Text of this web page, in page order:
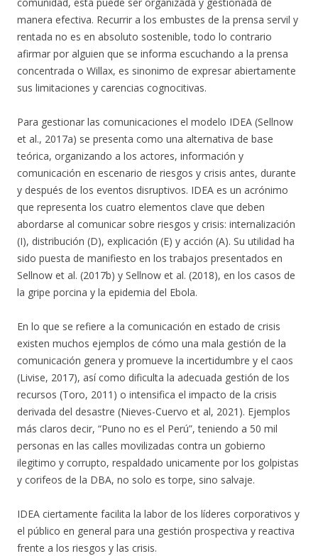
manera efectiva. Recurrir a los embustes de la prensa servil y
rentada no es en absoluto sostenible, todo lo contrario
afirmar por alguien que se informa escuchando a la prensa
concentrada o Willax, es sinonimo de expresar abiertamente
sus limitaciones y carencias cognocitivas.
Para gestionar las comunicaciones el modelo IDEA (Sellnow
et al., 2017a) se presenta como una alternativa de base
teórica, organizando a los actores, información y
comunicación en escenario de riesgos y crisis antes, durante
y después de los eventos disruptivos. IDEA es un acrónimo
que representa los cuatro elementos clave que deben
abordarse al comunicar sobre riesgos y crisis: internalización
(I), distribución (D), explicación (E) y acción (A). Su utilidad ha
sido puesta de manifiesto en los trabajos presentados en
Sellnow et al. (2017b) y Sellnow et al. (2018), en los casos de
la gripe porcina y la epidemia del Ebola.
En lo que se refiere a la comunicación en estado de crisis
existen muchos ejemplos de cómo una mala gestión de la
comunicación genera y promueve la incertidumbre y el caos
(Livise, 2017), así como dificulta la adecuada gestión de los
recursos (Toro, 2011) o intensifica el impacto de la crisis
derivada del desastre (Nieves-Cuervo et al, 2021). Ejemplos
más claros decir, “Puno no es el Perú”, teniendo a 50 mil
personas en las calles movilizadas contra un gobierno
ilegitimo y corrupto, respaldado unicamente por los golpistas
y corifeos de la DBA, no solo es torpe, sino salvaje.
IDEA ciertamente facilita la labor de los líderes corporativos y
el público en general para una gestión prospectiva y reactiva
frente a los riesgos y las crisis.